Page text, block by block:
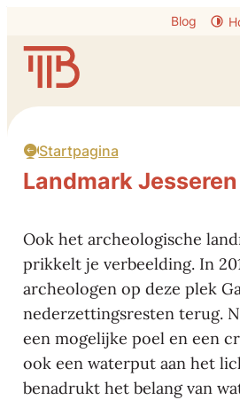
Blog
Visit Tongeren-Borgloon
Startpagina
Landmark Jesseren
Ook het archeologische
prikkelt je verbeelding. In
archeologen op deze plek
nederzettingsresten terug.
een mogelijke poel en een
ook een waterput aan het
benadrukt het belang van